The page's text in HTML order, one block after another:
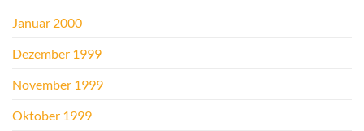
Januar 2000
Dezember 1999
November 1999
Oktober 1999